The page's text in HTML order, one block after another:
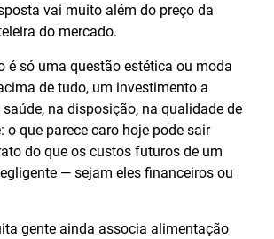
vai muito além do preço da
do mercado.
é só uma questão estética ou moda
de tudo, um investimento a
na disposição, na qualidade de
o que parece caro hoje pode sair
do que os custos futuros de um
— sejam eles financeiros ou
gente ainda associa alimentação